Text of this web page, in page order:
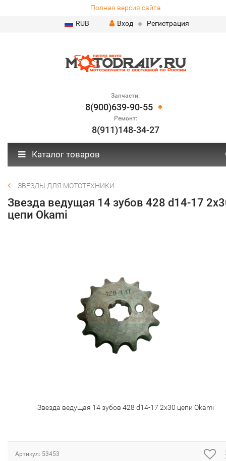
Полная версия сайта
RUB
Вход Регистрация
Запчасти:
8(900)639-90-55
Ремонт:
8(911)148-34-27
Каталог товаров
ЗВЕЗДЫ ДЛЯ МОТОТЕХНИКИ
Звезда ведущая 14 зубов 428 d14-17
цепи Okami
Звезда ведущая 14 зубов 428 d14-17 2х30 цепи Okami
Артикул: 53453